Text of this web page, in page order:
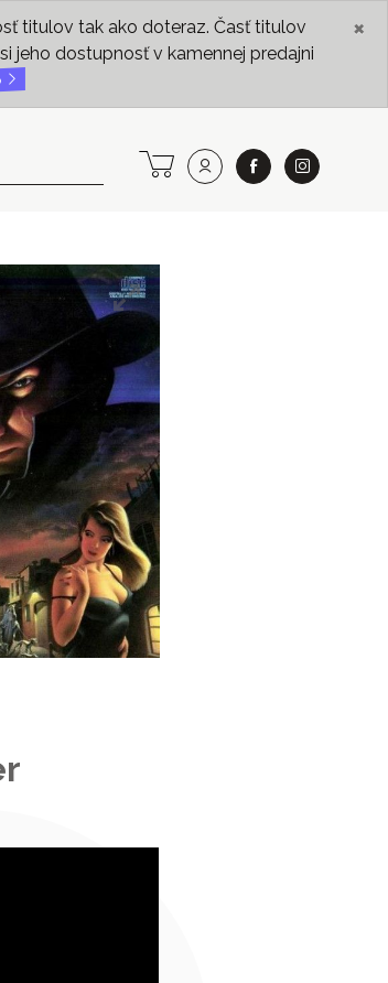
titulov tak ako doteraz. Časť titulov
jeho dostupnosť v kamennej predajni
×